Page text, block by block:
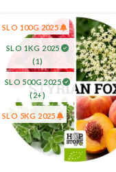
SLO 100G 2025
SLO 1KG 2025
(1)
SLO 500G 2025
(2+)
SLO 5KG 2025